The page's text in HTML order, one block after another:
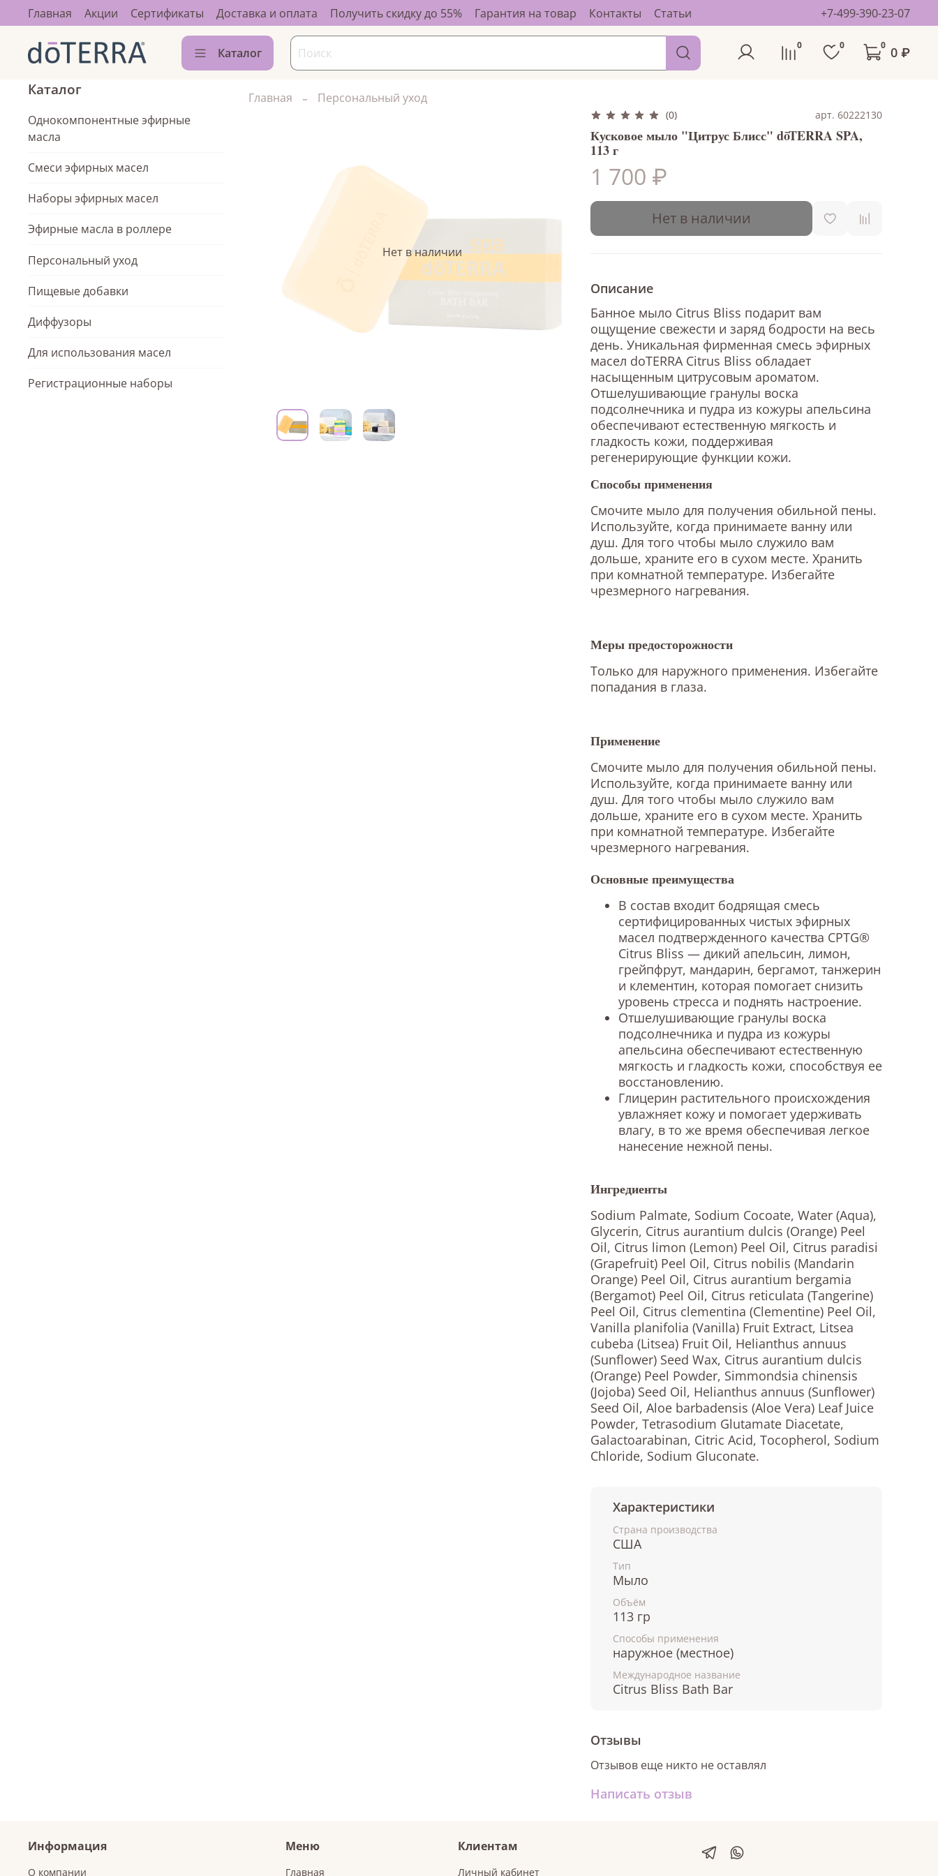
Главная Акции Сертификаты Доставка и оплата Получить скидку до 55% Гарантия на товар Контакты Статьи +7-499-390-23-07
Каталог
0 0 0 0 ₽
Главная Персональный уход
Нет в наличии
(0) арт. 60222130
Кусковое мыло "Цитрус Блисс" dōTERRA SPA,
113 г
1 700 ₽
Нет в наличии
Описание
Банное мыло Citrus Bliss подарит вам
ощущение свежести и заряд бодрости на весь
день. Уникальная фирменная смесь эфирных
масел doTERRA Citrus Bliss обладает
насыщенным цитрусовым ароматом.
Отшелушивающие гранулы воска
подсолнечника и пудра из кожуры апельсина
обеспечивают естественную мягкость и
гладкость кожи, поддерживая
регенерирующие функции кожи.
Способы применения
Смочите мыло для получения обильной пены.
Используйте, когда принимаете ванну или
душ. Для того чтобы мыло служило вам
дольше, храните его в сухом месте. Хранить
при комнатной температуре. Избегайте
чрезмерного нагревания.
Меры предосторожности
Только для наружного применения. Избегайте
попадания в глаза.
Применение
Смочите мыло для получения обильной пены.
Используйте, когда принимаете ванну или
душ. Для того чтобы мыло служило вам
дольше, храните его в сухом месте. Хранить
при комнатной температуре. Избегайте
чрезмерного нагревания.
Основные преимущества
В состав входит бодрящая смесь
сертифицированных чистых эфирных
масел подтвержденного качества CPTG®
Citrus Bliss — дикий апельсин, лимон,
грейпфрут, мандарин, бергамот, танжерин
и клементин, которая помогает снизить
уровень стресса и поднять настроение.
Отшелушивающие гранулы воска
подсолнечника и пудра из кожуры
апельсина обеспечивают естественную
мягкость и гладкость кожи, способствуя ее
восстановлению.
Глицерин растительного происхождения
увлажняет кожу и помогает удерживать
влагу, в то же время обеспечивая легкое
нанесение нежной пены.
Ингредиенты
Sodium Palmate, Sodium Cocoate, Water (Aqua),
Glycerin, Citrus aurantium dulcis (Orange) Peel
Oil, Citrus limon (Lemon) Peel Oil, Citrus paradisi
(Grapefruit) Peel Oil, Citrus nobilis (Mandarin
Orange) Peel Oil, Citrus aurantium bergamia
(Bergamot) Peel Oil, Citrus reticulata (Tangerine)
Peel Oil, Citrus clementina (Clementine) Peel Oil,
Vanilla planifolia (Vanilla) Fruit Extract, Litsea
cubeba (Litsea) Fruit Oil, Helianthus annuus
(Sunflower) Seed Wax, Citrus aurantium dulcis
(Orange) Peel Powder, Simmondsia chinensis
(Jojoba) Seed Oil, Helianthus annuus (Sunflower)
Seed Oil, Aloe barbadensis (Aloe Vera) Leaf Juice
Powder, Tetrasodium Glutamate Diacetate,
Galactoarabinan, Citric Acid, Tocopherol, Sodium
Chloride, Sodium Gluconate.
Характеристики
Страна производства
США
Тип
Мыло
Объём
113 гр
Способы применения
наружное (местное)
Международное название
Citrus Bliss Bath Bar
Отзывы
Отзывов еще никто не оставлял
Написать отзыв
Каталог
Однокомпонентные эфирные
масла
Смеси эфирных масел
Наборы эфирных масел
Эфирные масла в роллере
Персональный уход
Пищевые добавки
Диффузоры
Для использования масел
Регистрационные наборы
Информация
О компании
Меню
Главная
Клиентам
Личный кабинет